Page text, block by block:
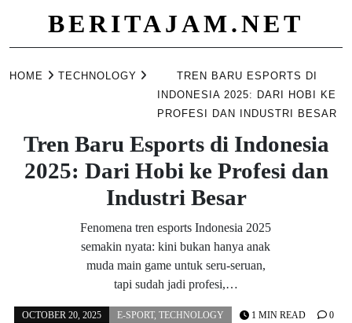
BERITAJAM.NET
HOME TECHNOLOGY
TREN BARU ESPORTS DI
INDONESIA 2025: DARI HOBI KE
PROFESI DAN INDUSTRI BESAR
Tren Baru Esports di Indonesia
2025: Dari Hobi ke Profesi dan
Industri Besar
Fenomena tren esports Indonesia 2025
semakin nyata: kini bukan hanya anak
muda main game untuk seru-seruan,
tapi sudah jadi profesi,…
OCTOBER 20, 2025 E-SPORT, TECHNOLOGY
1 MIN READ
0